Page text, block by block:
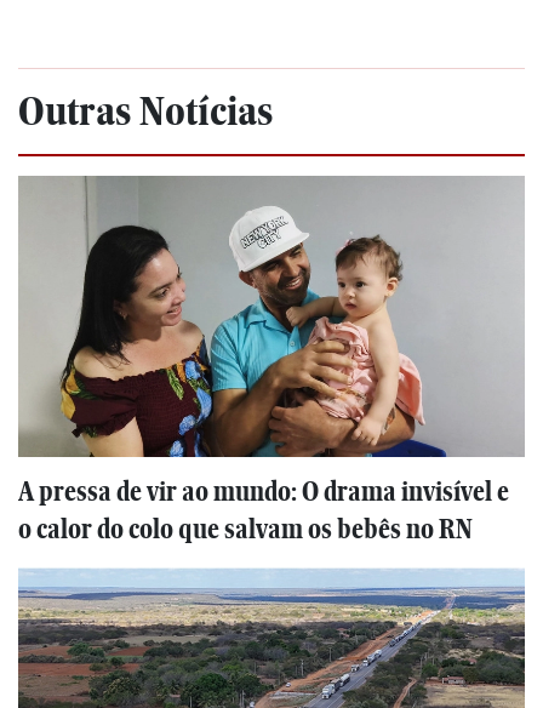
Outras Notícias
A pressa de vir ao mundo: O drama invisível e
o calor do colo que salvam os bebês no RN